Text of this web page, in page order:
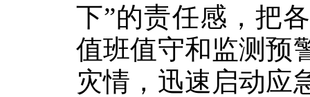
下”的责任感，把
值班值守和监测预
灾情，迅速启动应